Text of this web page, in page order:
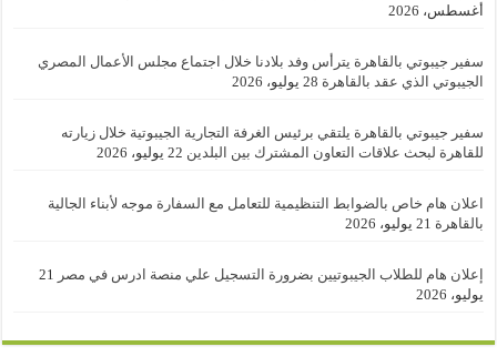
أغسطس، 2026
سفير جيبوتي بالقاهرة يترأس وفد بلادنا خلال اجتماع مجلس الأعمال المصري
الجيبوتي الذي عقد بالقاهرة 28 يوليو، 2026
سفير جيبوتي بالقاهرة يلتقي برئيس الغرفة التجارية الجيبوتية خلال زيارته
للقاهرة لبحث علاقات التعاون المشترك بين البلدين 22 يوليو، 2026
اعلان هام خاص بالضوابط التنظيمية للتعامل مع السفارة موجه لأبناء الجالية
بالقاهرة 21 يوليو، 2026
إعلان هام للطلاب الجيبوتيين بضرورة التسجيل علي منصة ادرس في مصر
21
يوليو، 2026